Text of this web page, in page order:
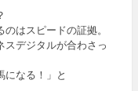
はスピードの証拠。
デジタルが合わさっ
になる！」と